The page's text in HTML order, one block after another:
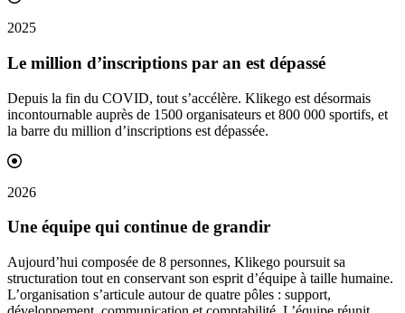
2025
Le million d’inscriptions par an est dépassé
Depuis la fin du COVID, tout s’accélère. Klikego est désormais
incontournable auprès de 1500 organisateurs et 800 000 sportifs, et
la barre du million d’inscriptions est dépassée.
2026
Une équipe qui continue de grandir
Aujourd’hui composée de 8 personnes, Klikego poursuit sa
structuration tout en conservant son esprit d’équipe à taille humaine.
L’organisation s’articule autour de quatre pôles : support,